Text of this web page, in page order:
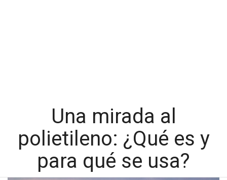
Una mirada al
polietileno: ¿Qué es y
para qué se usa?